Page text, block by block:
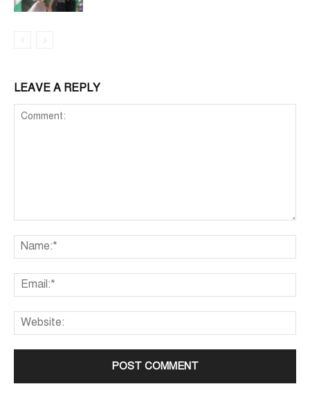
LEAVE A REPLY